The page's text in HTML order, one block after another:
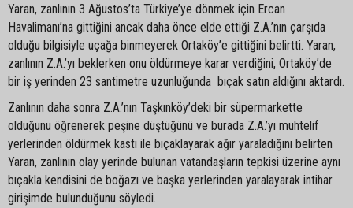
Yaran, zanlının 3 Ağustos’ta Türkiye’ye dönmek için Ercan
Havalimanı’na gittiğini ancak daha önce elde ettiği Z.A.’nın çarşıda
olduğu bilgisiyle uçağa binmeyerek Ortaköy’e gittiğini belirtti. Yaran,
zanlının Z.A.’yı beklerken onu öldürmeye karar verdiğini, Ortaköy’de
bir iş yerinden 23 santimetre uzunluğunda bıçak satın aldığını aktardı.
Zanlının daha sonra Z.A.’nın Taşkınköy’deki bir süpermarkette
olduğunu öğrenerek peşine düştüğünü ve burada Z.A.’yı muhtelif
yerlerinden öldürmek kasti ile bıçaklayarak ağır yaraladığını belirten
Yaran, zanlının olay yerinde bulunan vatandaşların tepkisi üzerine aynı
bıçakla kendisini de boğazı ve başka yerlerinden yaralayarak intihar
girişimde bulunduğunu söyledi.